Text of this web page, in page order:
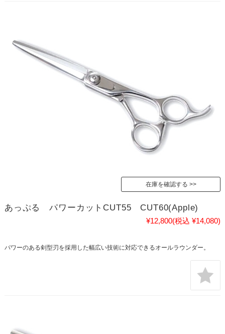
在庫を確認する
あっぷる パワーカットCUT55 CUT60(Apple)
¥12,800(税込 ¥14,080)
パワーのある剣型刃を採用した幅広い技術に対応できるオールラウンダー。